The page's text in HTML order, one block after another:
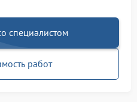
специалистом
работ